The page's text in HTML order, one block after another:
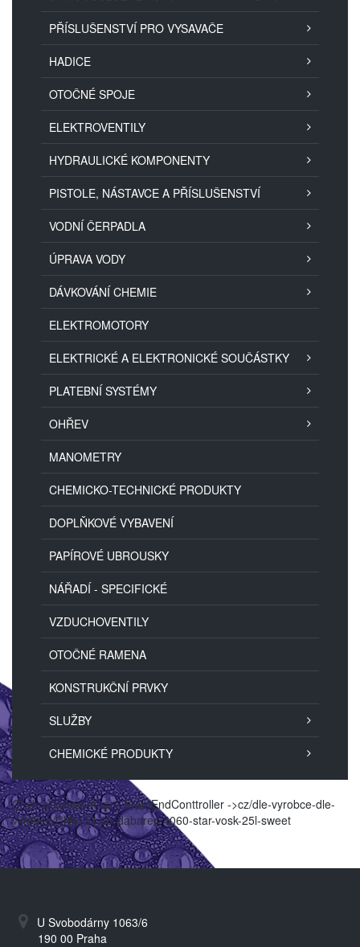
PŘÍSLUŠENSTVÍ PRO VYSAVAČE
HADICE
OTOČNÉ SPOJE
ELEKTROVENTILY
HYDRAULICKÉ KOMPONENTY
PISTOLE, NÁSTAVCE A PŘÍSLUŠENSTVÍ
VODNÍ ČERPADLA
ÚPRAVA VODY
DÁVKOVÁNÍ CHEMIE
ELEKTROMOTORY
ELEKTRICKÉ A ELEKTRONICKÉ SOUČÁSTKY
PLATEBNÍ SYSTÉMY
OHŘEV
MANOMETRY
CHEMICKO-TECHNICKÉ PRODUKTY
DOPLŇKOVÉ VYBAVENÍ
PAPÍROVÉ UBROUSKY
NÁŘADÍ - SPECIFICKÉ
VZDUCHOVENTILY
OTOČNÉ RAMENA
KONSTRUKČNÍ PRVKY
SLUŽBY
CHEMICKÉ PRODUKTY
Chybný parametr pro FrontEndConttroller ->cz/dle-vyrobce-dle-
vyrobce/CH4151.25-dabarec-4060-star-vosk-25l-sweet
U Svobodárny 1063/6
190 00 Praha